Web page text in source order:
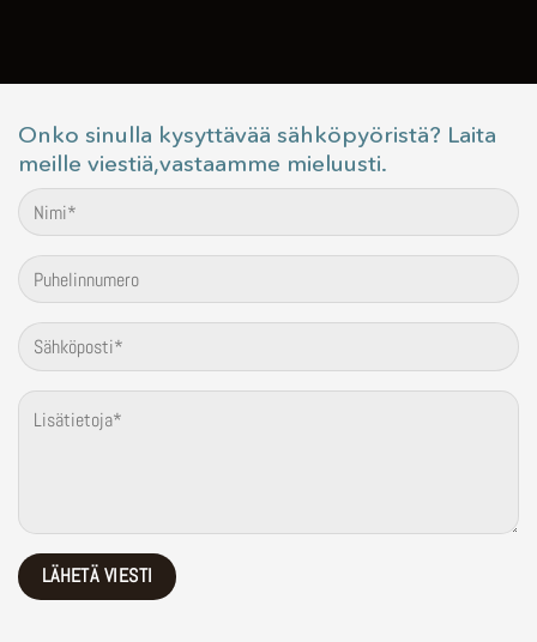
Onko sinulla kysyttävää sähköpyöristä? Laita
meille viestiä,vastaamme mieluusti.